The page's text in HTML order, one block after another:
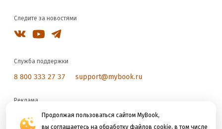
Продолжая пользоваться сайтом MyBook,
вы соглашаетесь на обработку файлов cookie, в том числе
Следите за новостями
Служба поддержки
8 800 333 27 37 support@mybook.ru
Реклама
reklama@litres.ru